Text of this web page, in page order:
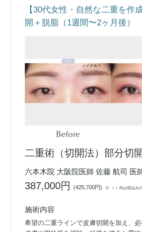
【30代女性・自然な二重を作
開＋脱脂（1週間〜2ヶ月後）
Before
二重術（切開法）部分切
六本木院 大阪院医師 佐藤 航司 医
387,000円(425,700円) ※ （ ）内は税込み
施術内容
希望の二重ラインで皮膚切開を加え、